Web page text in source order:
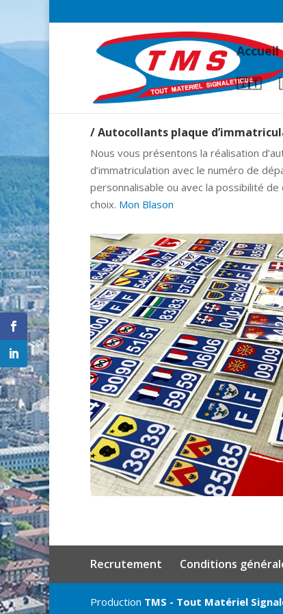
Accueil
🇮🇹
/ Autocollants plaque
Nous vous présentons la réalisation
d’immatriculation avec le numéro de
personnalisable ou avec la possibilité
choix. Mon Blason
Recrutement Conditions
Production TMS - Tout Matériel